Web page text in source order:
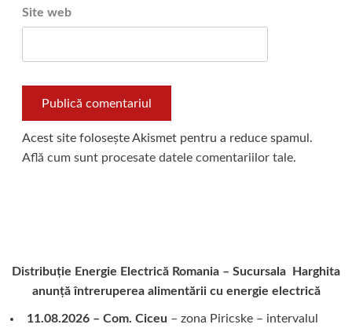
Site web
Acest site folosește Akismet pentru a reduce spamul.
Află cum sunt procesate datele comentariilor tale.
Distribuție Energie Electrică Romania – Sucursala Harghita
anunță întreruperea alimentării cu energie electrică
11.08.2026 – Com. Ciceu – zona Piricske – intervalul